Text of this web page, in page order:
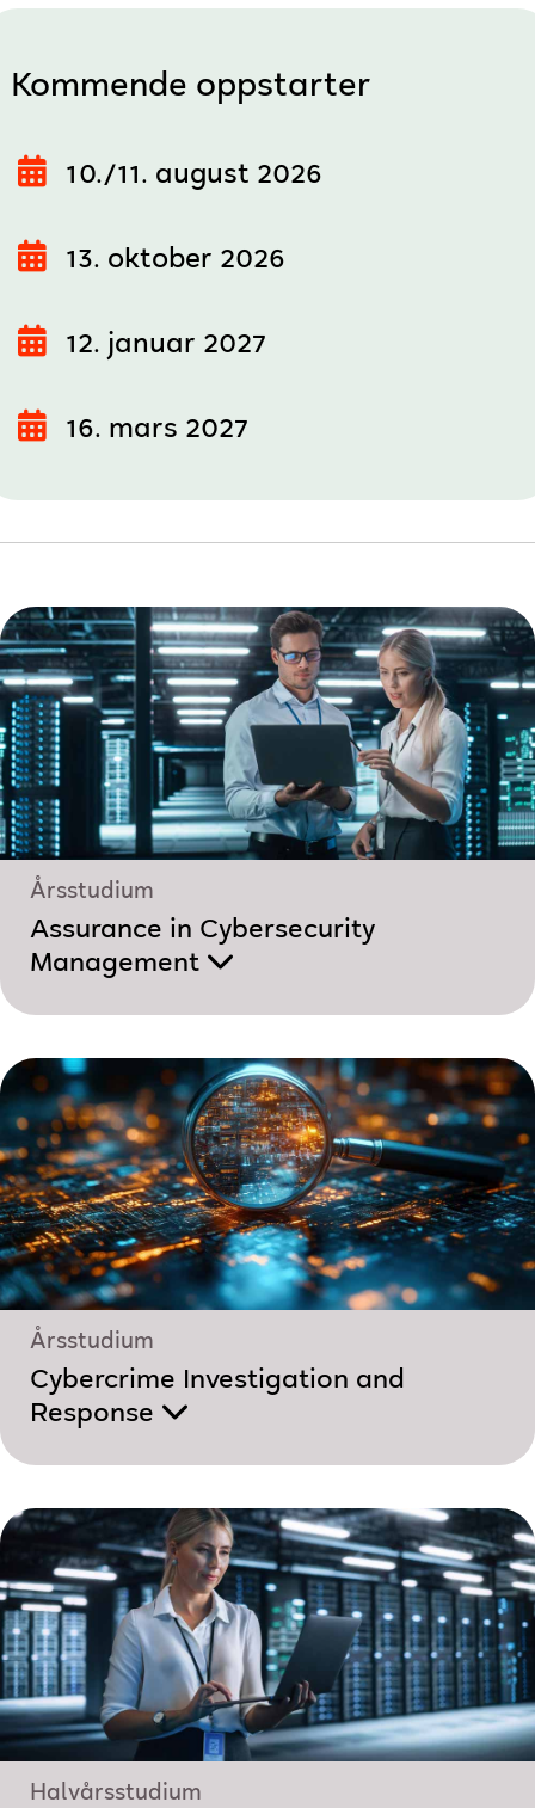
Kommende oppstarter
10./11. august 2026
13. oktober 2026
12. januar 2027
16. mars 2027
Årsstudium
Assurance in Cybersecurity
Management
Årsstudium
Cybercrime Investigation and
Response
Halvårsstudium